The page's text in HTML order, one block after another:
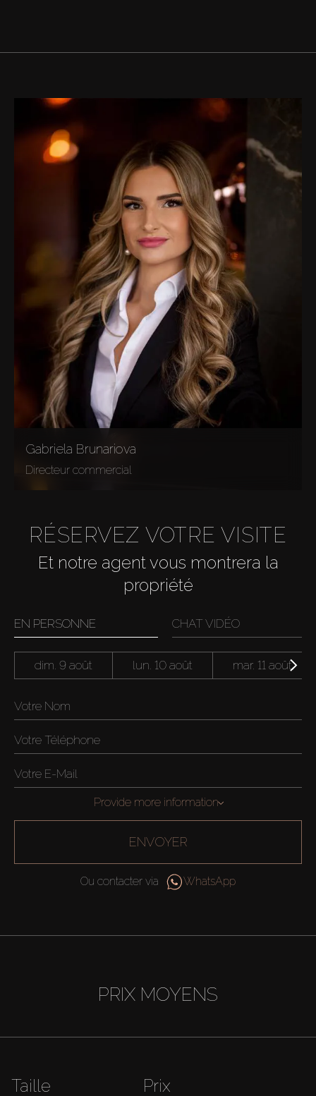
Acheter
Louer
Agents
About Us
Gabriela Brunariova
Directeur commercial
RÉSERVEZ VOTRE VISITE
Et notre agent vous montrera la
propriété
EN PERSONNE CHAT VIDÉO
dim. 9 août lun. 10 août mar. 11 août
Provide more information
ENVOYER
Ou contacter via WhatsApp
PRIX MOYENS
Taille Prix